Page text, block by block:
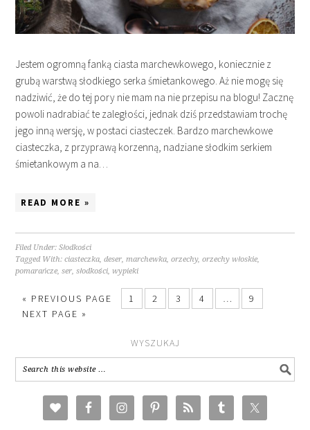
Jestem ogromną fanką ciasta marchewkowego, koniecznie z
grubą warstwą słodkiego serka śmietankowego. Aż nie mogę się
nadziwić, że do tej pory nie mam na nie przepisu na blogu! Zacznę
powoli nadrabiać te zaległości, jednak dziś przedstawiam trochę
jego inną wersję, w postaci ciasteczek. Bardzo marchewkowe
ciasteczka, z przyprawą korzenną, nadziane słodkim serkiem
śmietankowym a na…
READ MORE »
Filed Under:Słodkości
Tagged With:ciasteczka,deser,marchewka,orzechy,orzechy włoskie,
pomarańcze,ser,słodkości,wypieki
« PREVIOUS PAGE 1 2 3 4 …
9
NEXT PAGE »
WYSZUKAJ